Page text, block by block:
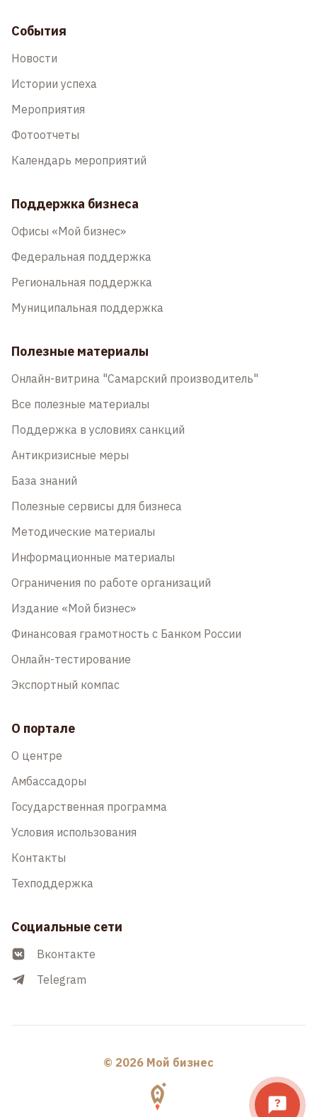
События
Новости
Истории успеха
Мероприятия
Фотоотчеты
Календарь мероприятий
Поддержка бизнеса
Офисы «Мой бизнес»
Федеральная поддержка
Региональная поддержка
Муниципальная поддержка
Полезные материалы
Онлайн-витрина "Самарский производитель"
Все полезные материалы
Поддержка в условиях санкций
Антикризисные меры
База знаний
Полезные сервисы для бизнеса
Методические материалы
Информационные материалы
Ограничения по работе организаций
Издание «Мой бизнес»
Финансовая грамотность с Банком России
Онлайн-тестирование
Экспортный компас
О портале
О центре
Амбассадоры
Государственная программа
Условия использования
Контакты
Техподдержка
Социальные сети
Вконтакте
Telegram
© 2026 Мой бизнес